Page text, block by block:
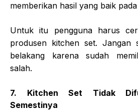
memberikan hasil yang baik
Untuk itu pengguna harus
produsen kitchen set. Jangan
belakang karena sudah
salah.
7. Kitchen Set Tidak
Semestinya